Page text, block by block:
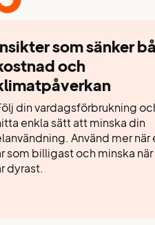
som sänker
och
din vardagsförbrukning
enkla sätt att minska din
Använd mer när
som billigast och minska
dyrast.